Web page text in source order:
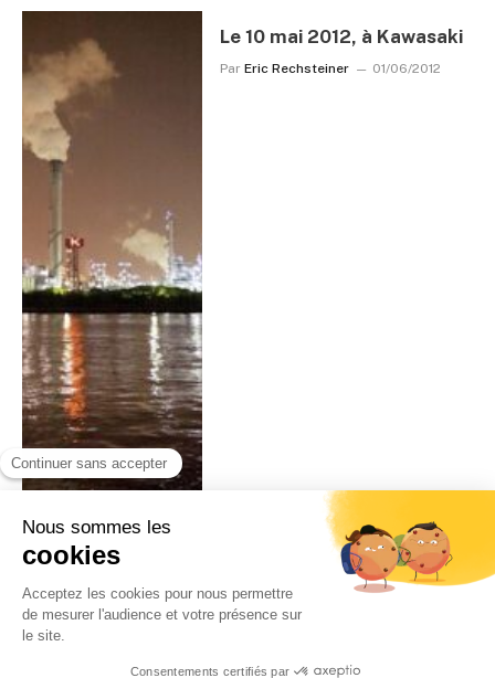
Le 10 mai 2012, à Kawasaki
Par Eric Rechsteiner 01/06/2012
Le 4 avril 2012, université
Par Eric Rechsteiner